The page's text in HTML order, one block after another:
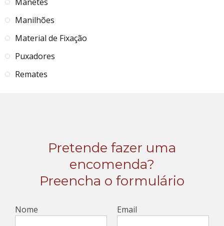
Manilhões
Material de Fixação
Puxadores
Remates
Pretende fazer uma
encomenda?
Preencha o formulário
Nome Email